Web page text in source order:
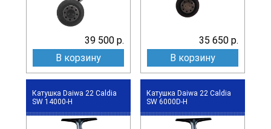
39 500 р.
В корзину
35 650 р.
В корзину
Катушка Daiwa 22 Caldia
SW 14000-H
Катушка Daiwa 22 Caldia
SW 6000D-H